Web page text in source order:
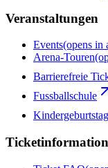
Veranstaltungen
Events(opens in
Arena-Touren
Barrierefreie
Fussballschule